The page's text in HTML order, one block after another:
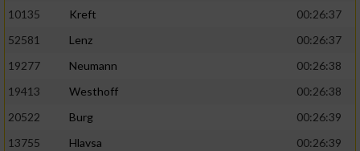
10135
Kreft
00:26:37
52581
Lenz
00:26:37
19277
Neumann
00:26:38
19413
Westhoff
00:26:38
20522
Burg
00:26:39
13755
Hlavsa
00:26:39